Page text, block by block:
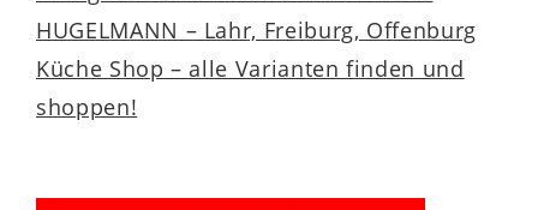
HUGELMANN – Lahr, Freiburg, Offenburg
Küche Shop – alle Varianten finden und
shoppen!